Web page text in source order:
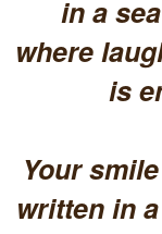
in a
where
is
Your
written in